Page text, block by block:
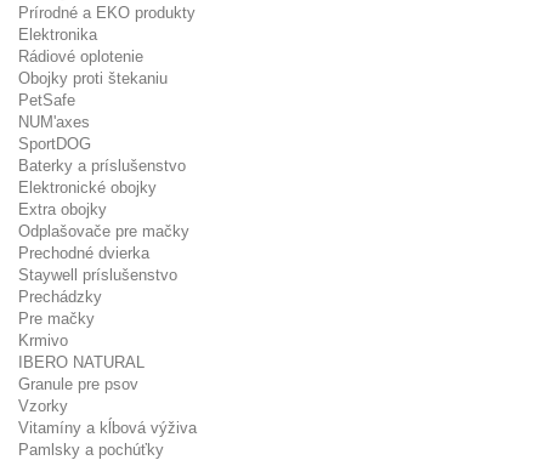
Prírodné a EKO produkty
Elektronika
Rádiové oplotenie
Obojky proti štekaniu
PetSafe
NUM'axes
SportDOG
Baterky a príslušenstvo
Elektronické obojky
Extra obojky
Odplašovače pre mačky
Prechodné dvierka
Staywell príslušenstvo
Prechádzky
Pre mačky
Krmivo
IBERO NATURAL
Granule pre psov
Vzorky
Vitamíny a kĺbová výživa
Pamlsky a pochúťky